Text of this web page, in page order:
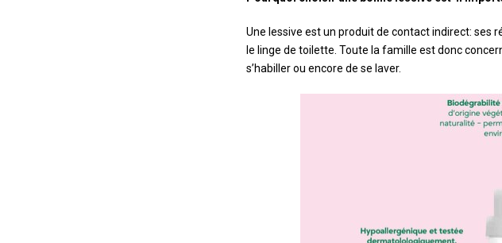
Une lessive est un produit de contact indirect: ses
le linge de toilette. Toute la famille est donc
s’habiller ou encore de se laver.